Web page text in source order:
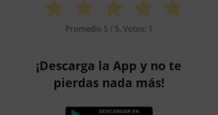
Promedio 5 / 5. Votos: 1
¡Descarga la App y no te
pierdas nada más!